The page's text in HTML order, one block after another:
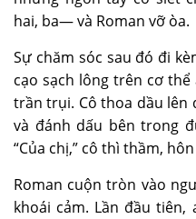
hai, ba— và Roman vỡ òa.
Sự chăm sóc sau đó đi
cạo sạch lông trên cơ
trần trụi. Cô thoa dầu lên
và đánh dấu bên trong
“Của chị,” cô thì thầm,
Roman cuộn tròn vào
khoái cảm. Lần đầu tiên,